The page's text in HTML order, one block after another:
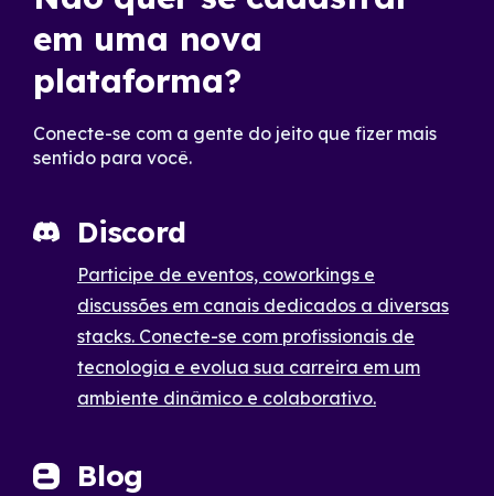
em uma nova
plataforma?
Conecte-se com a gente do jeito que fizer mais
sentido para você.
Discord
Participe de eventos, coworkings e
discussões em canais dedicados a diversas
stacks. Conecte-se com profissionais de
tecnologia e evolua sua carreira em um
ambiente dinâmico e colaborativo.
Blog